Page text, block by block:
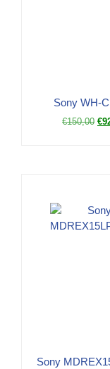
Sony WH-
€150,00 €
Sony